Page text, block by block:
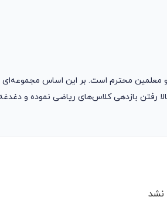
معلمین محترم است. بر این اساس
رفتن بازدهی کلاس‌های ریاضی نموده و
نشد